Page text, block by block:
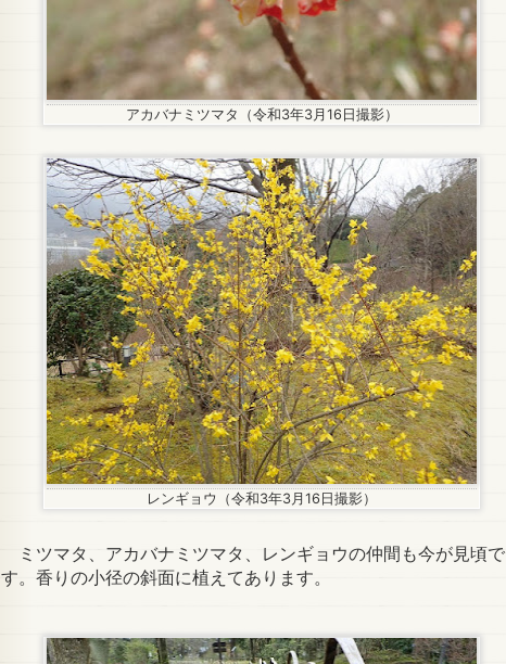
アカバナミツマタ（令和3年3月16日撮影）
レンギョウ（令和3年3月16日撮影）
ミツマタ、アカバナミツマタ、レンギョウの仲間も今が見頃で
す。香りの小径の斜面に植えてあります。